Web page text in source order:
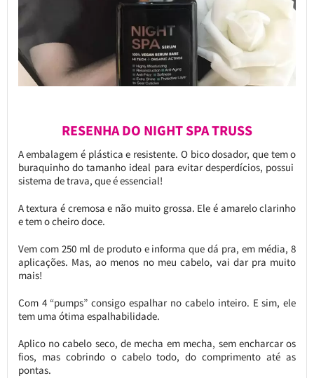
RESENHA DO NIGHT SPA TRUSS
A embalagem é plástica e resistente. O bico dosador, que tem o
buraquinho do tamanho ideal para evitar desperdícios, possui
sistema de trava, que é essencial!
A textura é cremosa e não muito grossa. Ele é amarelo clarinho
e tem o cheiro doce.
Vem com 250 ml de produto e informa que dá pra, em média, 8
aplicações. Mas, ao menos no meu cabelo, vai dar pra muito
mais!
Com 4 “pumps” consigo espalhar no cabelo inteiro. E sim, ele
tem uma ótima espalhabilidade.
Aplico no cabelo seco, de mecha em mecha, sem encharcar os
fios, mas cobrindo o cabelo todo, do comprimento até as
pontas.